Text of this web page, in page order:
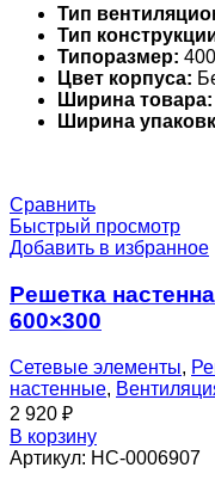
Тип
Тип
Типоразмер:
Цвет корпуса:
Ширина товара:
Ширина
Сравнить
Быстрый просмотр
Добавить в избранное
Решетка
600×300
Сетевые элементы,
настенные,
2 920 ₽
В корзину
Артикул: НС-0006907